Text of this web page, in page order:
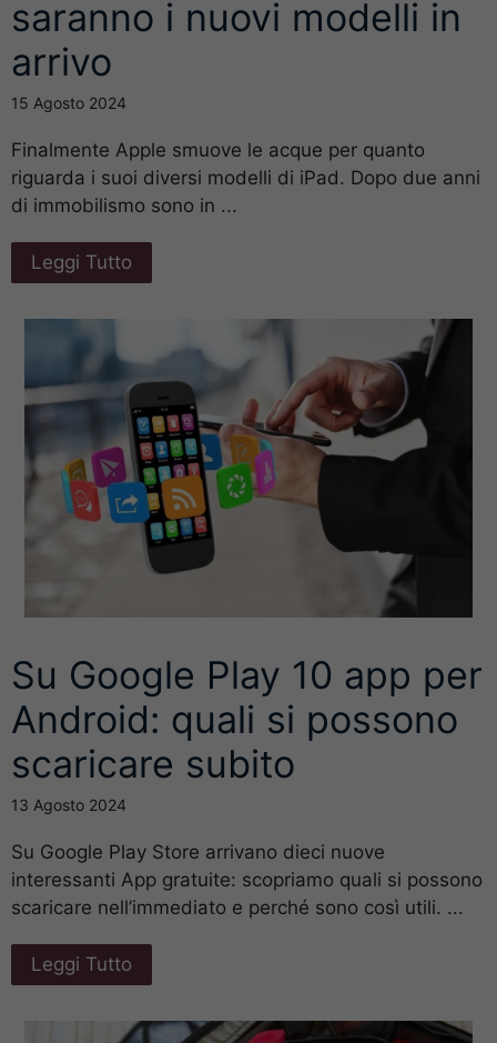
saranno i nuovi modelli in
arrivo
15 Agosto 2024
Finalmente Apple smuove le acque per quanto
riguarda i suoi diversi modelli di iPad. Dopo due anni
di immobilismo sono in ...
Leggi Tutto
Su Google Play 10 app per
Android: quali si possono
scaricare subito
13 Agosto 2024
Su Google Play Store arrivano dieci nuove
interessanti App gratuite: scopriamo quali si possono
scaricare nell’immediato e perché sono così utili. ...
Leggi Tutto